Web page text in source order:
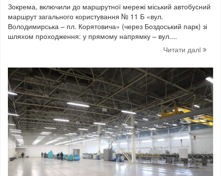
Зокрема, включили до маршрутної мережі міський автобусний
маршрут загального користування № 11 Б «вул.
Володимирська – пл. Корятовича» (через Боздоський парк) зі
шляхом проходження: у прямому напрямку – вул....
Читати далi